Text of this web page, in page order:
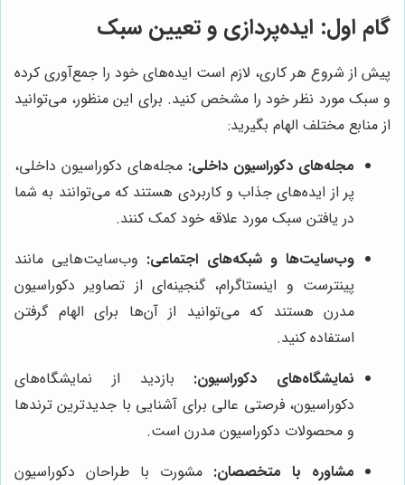
گام اول: ایده‌پردازی و تعیین سبک
پیش از شروع هر کاری، لازم است ایده‌های خود را جمع‌آوری کرده
و سبک مورد نظر خود را مشخص کنید. برای این منظور، می‌توانید
از منابع مختلف الهام بگیرید:
مجله‌های دکوراسیون داخلی: مجله‌های دکوراسیون داخلی،
پر از ایده‌های جذاب و کاربردی هستند که می‌توانند به شما
در یافتن سبک مورد علاقه خود کمک کنند.
وب‌سایت‌ها و شبکه‌های اجتماعی: وب‌سایت‌هایی مانند
پینترست و اینستاگرام، گنجینه‌ای از تصاویر دکوراسیون
مدرن هستند که می‌توانید از آن‌ها برای الهام گرفتن
استفاده کنید.
نمایشگاه‌های دکوراسیون: بازدید از نمایشگاه‌های
دکوراسیون، فرصتی عالی برای آشنایی با جدیدترین ترندها
و محصولات دکوراسیون مدرن است.
مشاوره با متخصصان: مشورت با طراحان دکوراسیون